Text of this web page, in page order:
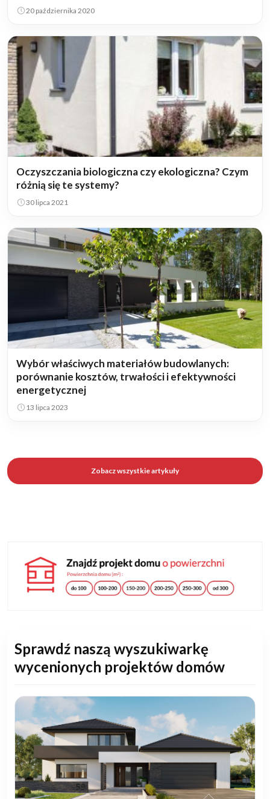
20 października 2020
Oczyszczania biologiczna czy ekologiczna? Czym
różnią się te systemy?
30 lipca 2021
Wybór właściwych materiałów budowlanych:
porównanie kosztów, trwałości i efektywności
energetycznej
13 lipca 2023
Zobacz wszystkie artykuły
Sprawdź naszą wyszukiwarkę
wycenionych projektów domów